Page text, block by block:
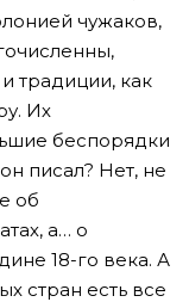
чужаков,
традиции, как
Их
беспорядки
писал? Нет, не
об
а… о
18-го века. А
стран есть все